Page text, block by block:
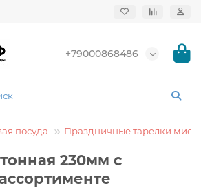
+79000868486
посуда Праздничные тарелки
230мм с